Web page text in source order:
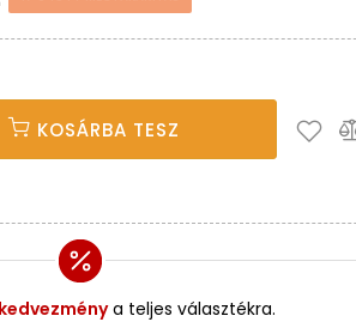
KOSÁRBA TESZ
a teljes választékra.